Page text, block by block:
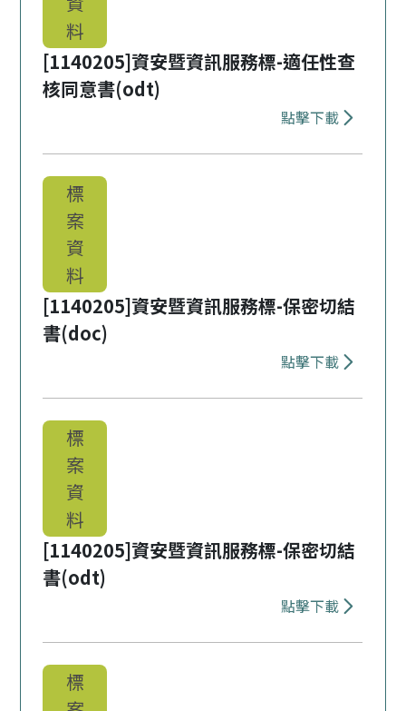
料
[1140205]資安暨資訊服務標-適任性查
核同意書(odt)
點擊下載
標
案
資
料
[1140205]資安暨資訊服務標-保密切結
書(doc)
點擊下載
標
案
資
料
[1140205]資安暨資訊服務標-保密切結
書(odt)
點擊下載
標